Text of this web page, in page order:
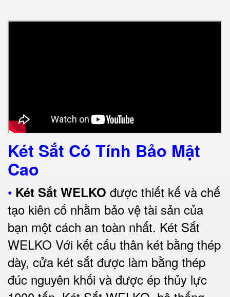
Két Sắt Có Tính Bảo Mật
Cao
• Két Sắt WELKO được thiết kế và chế
tạo kiên cố nhằm bảo vệ tài sản của
bạn một cách an toàn nhất. Két Sắt
WELKO Với kết cấu thân két bằng thép
dày, cửa két sắt được làm bằng thép
đúc nguyên khối và được ép thủy lực